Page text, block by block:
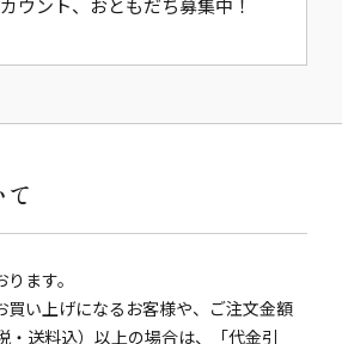
ウント、おともだち募集中！
ます。
買い上げになるお客様や、ご注文金額
・送料込）以上の場合は、「代金引